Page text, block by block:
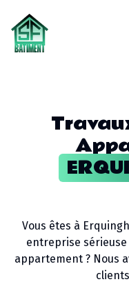
Vous êtes à
entreprise
appartement? Nous